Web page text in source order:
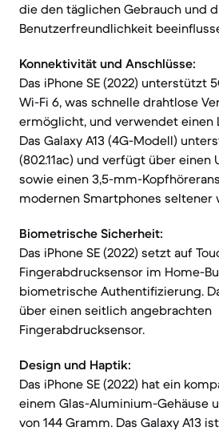
die den täglichen Gebrauch und
Benutzerfreundlichkeit
Konnektivität und Anschlüsse:
Das iPhone SE (2022) unterstützt
Wi-Fi 6, was schnelle drahtlose
ermöglicht, und verwendet einen
Das Galaxy A13 (4G-Modell)
(802.11ac) und verfügt über einen
sowie einen 3,5-mm-
modernen Smartphones seltener
Biometrische Sicherheit:
Das iPhone SE (2022) setzt auf
Fingerabdrucksensor im Home-
biometrische Authentifizierung.
über einen seitlich angebrachten
Fingerabdrucksensor.
Design und Haptik:
Das iPhone SE (2022) hat ein
einem Glas-Aluminium-Gehäuse
von 144 Gramm. Das Galaxy A13